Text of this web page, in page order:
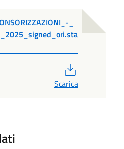
_
Scarica